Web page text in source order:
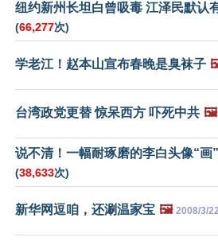
纽约新州长坦白曾吸毒 江泽民默认
(66,277次)
学老江！赵本山宣布春晚是臭袜子
台湾政党更替 惊呆西方 吓死中共 🖼️
说不清！一幅耐琢磨的李白头像“画
(38,633次)
新华网逗咱，还涮温家宝 🖼️ 2008/3/22